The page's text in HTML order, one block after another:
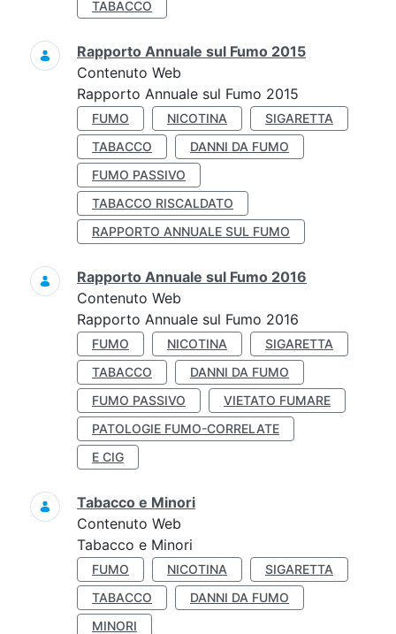
TABACCO
Rapporto Annuale sul Fumo 2015
Contenuto Web
Rapporto Annuale sul Fumo 2015
FUMO NICOTINA
SIGARETTA
TABACCO
DANNI DA FUMO
FUMO PASSIVO
TABACCO RISCALDATO
RAPPORTO ANNUALE SUL FUMO
Rapporto Annuale sul Fumo 2016
Contenuto Web
Rapporto Annuale sul Fumo 2016
FUMO NICOTINA
SIGARETTA
TABACCO
DANNI DA FUMO
FUMO PASSIVO
VIETATO FUMARE
PATOLOGIE FUMO-CORRELATE
E CIG
Tabacco e Minori
Contenuto Web
Tabacco e Minori
FUMO NICOTINA
SIGARETTA
TABACCO
DANNI DA FUMO
MINORI